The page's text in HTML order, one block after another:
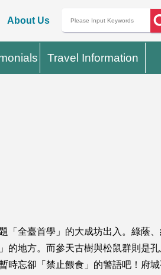
About Us
Travel Information
全臺首學」的大成坊出入。綠蔭
地方。而參天古樹與松鼠群則是
忘卻「禁止餵食」的警語吧！府